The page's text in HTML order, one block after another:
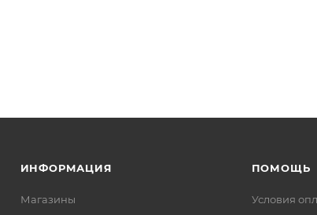
ИНФОРМАЦИЯ
Магазины
ПОМОЩЬ
Условия